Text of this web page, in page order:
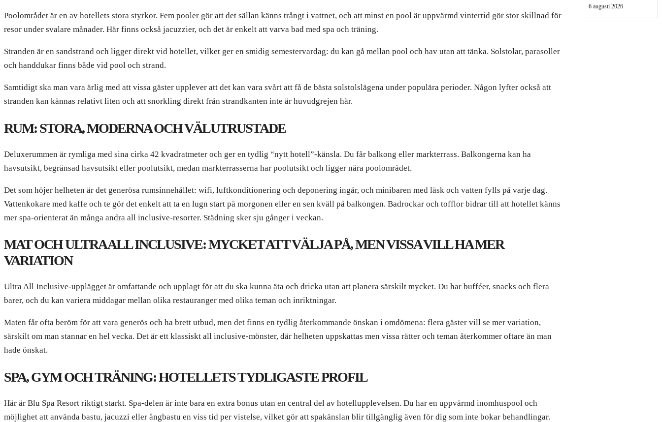
Poolområdet är en av hotellets stora styrkor. Fem pooler gör att det sällan känns trångt i vattnet, och att minst en pool är uppvärmd vintertid gör stor skillnad för
resor under svalare månader. Här finns också jacuzzier, och det är enkelt att varva bad med spa och träning.
Stranden är en sandstrand och ligger direkt vid hotellet, vilket ger en smidig semestervardag: du kan gå mellan pool och hav utan att tänka. Solstolar, parasoller
och handdukar finns både vid pool och strand.
Samtidigt ska man vara ärlig med att vissa gäster upplever att det kan vara svårt att få de bästa solstolslägena under populära perioder. Någon lyfter också att
stranden kan kännas relativt liten och att snorkling direkt från strandkanten inte är huvudgrejen här.
RUM: STORA, MODERNA OCH VÄLUTRUSTADE
Deluxerummen är rymliga med sina cirka 42 kvadratmeter och ger en tydlig “nytt hotell”-känsla. Du får balkong eller markterrass. Balkongerna kan ha
havsutsikt, begränsad havsutsikt eller poolutsikt, medan markterrasserna har poolutsikt och ligger nära poolområdet.
Det som höjer helheten är det generösa rumsinnehållet: wifi, luftkonditionering och deponering ingår, och minibaren med läsk och vatten fylls på varje dag.
Vattenkokare med kaffe och te gör det enkelt att ta en lugn start på morgonen eller en sen kväll på balkongen. Badrockar och tofflor bidrar till att hotellet känns
mer spa-orienterat än många andra all inclusive-resorter. Städning sker sju gånger i veckan.
MAT OCH ULTRA ALL INCLUSIVE: MYCKET ATT VÄLJA PÅ, MEN VISSA VILL HA MER
VARIATION
Ultra All Inclusive-upplägget är omfattande och upplagt för att du ska kunna äta och dricka utan att planera särskilt mycket. Du har bufféer, snacks och flera
barer, och du kan variera middagar mellan olika restauranger med olika teman och inriktningar.
Maten får ofta beröm för att vara generös och ha brett utbud, men det finns en tydlig återkommande önskan i omdömena: flera gäster vill se mer variation,
särskilt om man stannar en hel vecka. Det är ett klassiskt all inclusive-mönster, där helheten uppskattas men vissa rätter och teman återkommer oftare än man
hade önskat.
SPA, GYM OCH TRÄNING: HOTELLETS TYDLIGASTE PROFIL
Här är Blu Spa Resort riktigt starkt. Spa-delen är inte bara en extra bonus utan en central del av hotellupplevelsen. Du har en uppvärmd inomhuspool och
möjlighet att använda bastu, jacuzzi eller ångbastu en viss tid per vistelse, vilket gör att spakänslan blir tillgänglig även för dig som inte bokar behandlingar.
6 augusti 2026